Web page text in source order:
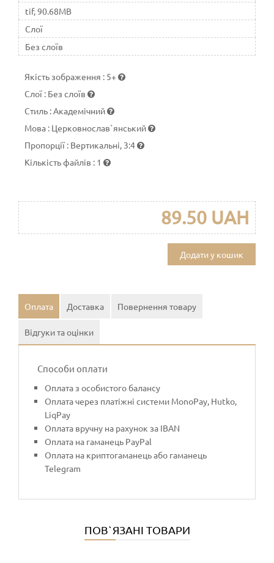
tif, 90.68MB
Слої
Без слоїв
Якість зображення : 5+
Слої : Без слоїв
Стиль :Академічний
Мова : Церковнослав`янський
Пропорції : Вертикальні, 3:4
Кількість файлів : 1
89.50 UAH
Додати у кошик
Оплата Доставка Повернення товару
Відгуки та оцінки
Способи оплати
Оплата з особистого балансу
Оплата через платіжні системи MonoPay, Hutko,
LiqPay
Оплата вручну на рахунок за IBAN
Оплата на гаманець PayPal
Оплата на криптогаманець або гаманець
Telegram
ПОВ`ЯЗАНІ ТОВАРИ